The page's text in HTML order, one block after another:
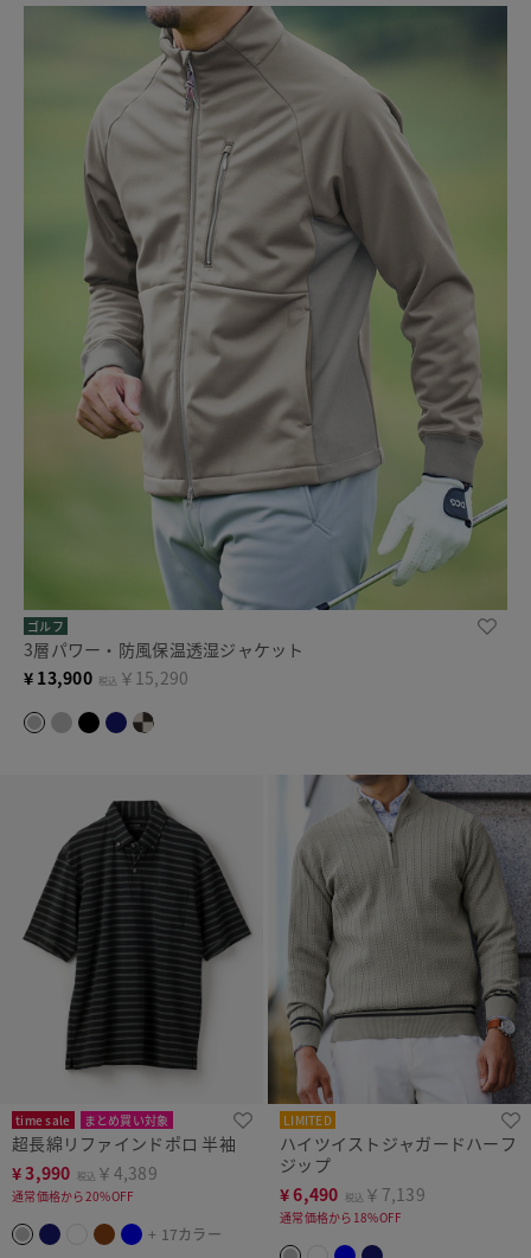
ゴルフ
3層パワー・防風保温透湿ジャケット
¥ 13,900 税込 ￥15,290
time sale まとめ買い対象
超長綿リファインドポロ 半袖
¥3,990 税込 ￥4,389
通常価格から20%OFF
+ 17カラー
LIMITED
ハイツイストジャガードハーフ
ジップ
¥6,490 税込 ￥7,139
通常価格から18%OFF